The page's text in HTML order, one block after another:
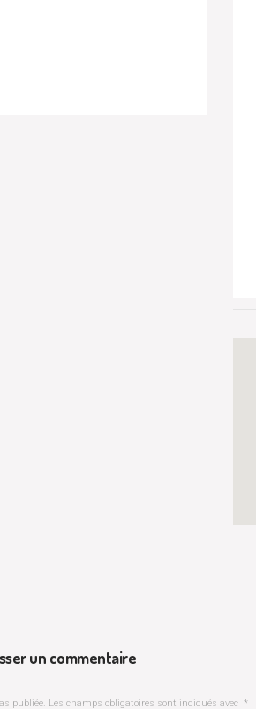
un commentaire
publiée. Les champs obligatoires sont indiqués avec *